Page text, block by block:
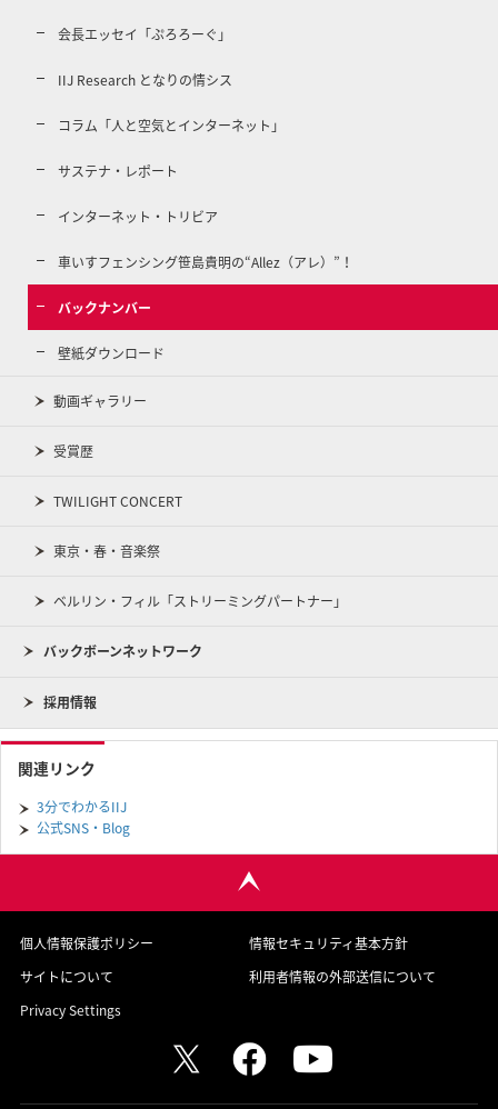
会長エッセイ「ぷろろーぐ」
IIJ Research となりの情シス
コラム「人と空気とインターネット」
サステナ・レポート
インターネット・トリビア
車いすフェンシング笹島貴明の“Allez（アレ）”！
バックナンバー
壁紙ダウンロード
動画ギャラリー
受賞歴
TWILIGHT CONCERT
東京・春・音楽祭
ベルリン・フィル「ストリーミングパートナー」
バックボーンネットワーク
採用情報
関連リンク
3分でわかるIIJ
公式SNS・Blog
個人情報保護ポリシー
情報セキュリティ基本方針
サイトについて
利用者情報の外部送信について
Privacy Settings